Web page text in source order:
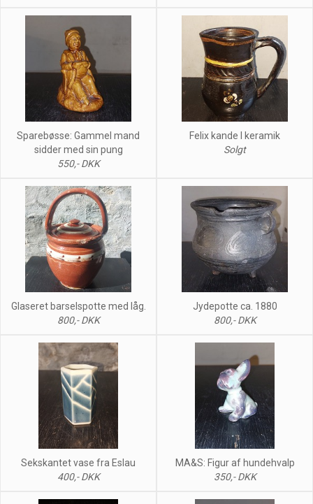
Sparebøsse: Gammel mand
sidder med sin pung
550,- DKK
Felix kande I keramik
Solgt
Glaseret barselspotte med låg.
800,- DKK
Jydepotte ca. 1880
800,- DKK
Sekskantet vase fra Eslau
400,- DKK
MA&S: Figur af hundehvalp
350,- DKK